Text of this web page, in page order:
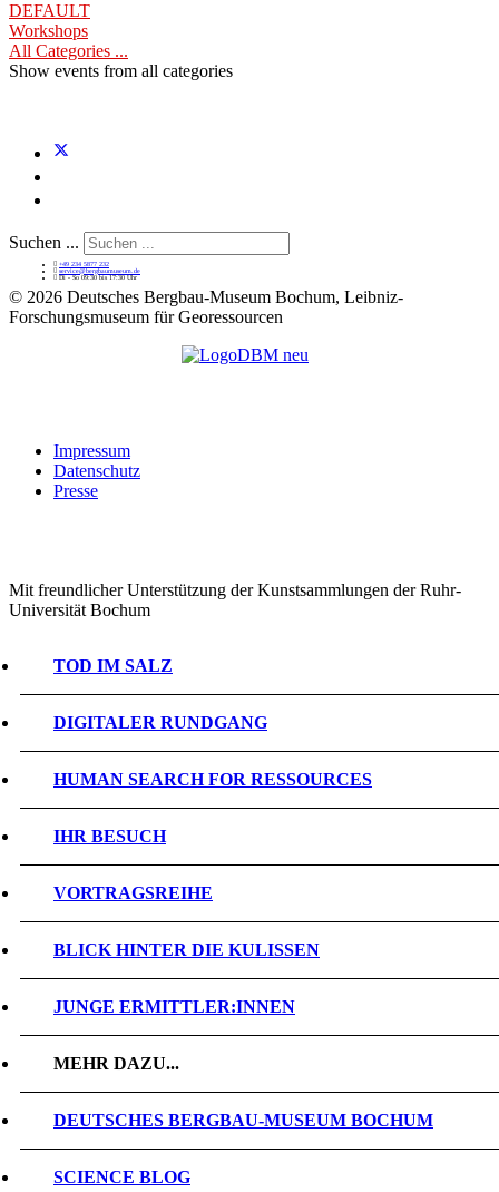
DEFAULT
Workshops
All Categories ...
Show events from all categories
Suchen ...
+49 234 5877 232
service@bergbaumuseum.de
Di - So 09:30 bis 17:30 Uhr
© 2026 Deutsches Bergbau-Museum Bochum, Leibniz-
Forschungsmuseum für Georessourcen
Impressum
Datenschutz
Presse
Mit freundlicher Unterstützung der Kunstsammlungen der Ruhr-
Universität Bochum
TOD IM SALZ
DIGITALER RUNDGANG
HUMAN SEARCH FOR RESSOURCES
IHR BESUCH
VORTRAGSREIHE
BLICK HINTER DIE KULISSEN
JUNGE ERMITTLER:INNEN
MEHR DAZU...
DEUTSCHES BERGBAU-MUSEUM BOCHUM
SCIENCE BLOG